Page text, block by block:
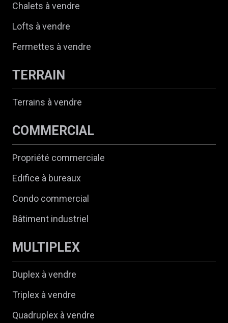
Chalets à vendre
Lofts à vendre
Fermettes à vendre
TERRAIN
Terrains à vendre
COMMERCIAL
Propriété commerciale
Edifice à bureaux
Condo commercial
Bâtiment industriel
MULTIPLEX
Duplex à vendre
Triplex à vendre
Quadruplex à vendre